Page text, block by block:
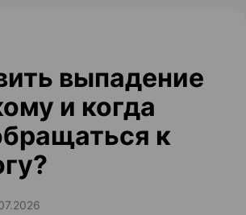
выпадение
и когда
к